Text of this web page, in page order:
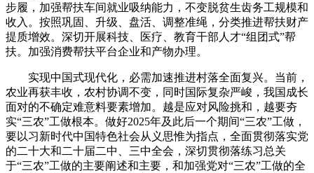
步履，加强帮扶车间就业吸纳能力，不变脱贫生齿务工规模和
收入。按照巩固、升级、盘活、调整准绳，分类推进帮扶财产
提质增效。深切开展科技、医疗、教育干部人才“组团式”帮
扶。加强消费帮扶平台企业和产物办理。
实现中国式现代化，必需加速推进村落全面复兴。当前，
农业再获丰收，农村协调不变，同时国际复杂严峻，我国成长
面对的不确定难意料要素增加。越是应对风险挑和，越要夯
实“三农”工做根本。做好2025年及此后一个期间“三农”工做，
要以习新时代中国特色社会从义思惟为指点，全面贯彻落实党
的二十大和二十届二中、三中全会，深切贯彻落练习总关
于“三农”工做的主要阐述和主要，和加强党对“三农”工做的全